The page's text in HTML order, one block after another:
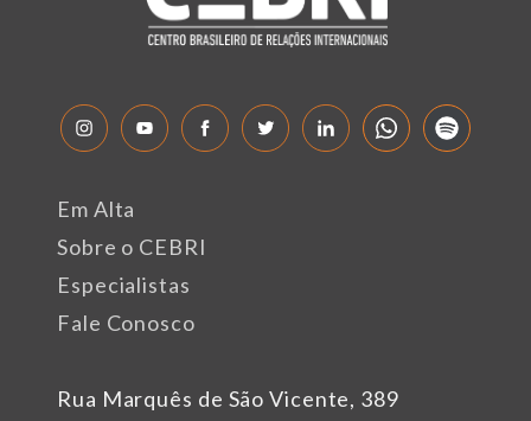
Rua Marquês de São Vicente, 389
Em Alta
Sobre o CEBRI
Especialistas
Fale Conosco